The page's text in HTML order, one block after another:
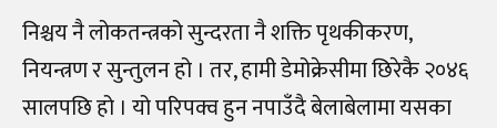
निश्चय नै लोकतन्त्रको सुन्दरता नै शक्ति पृथकीकरण,
नियन्त्रण र सुन्तुलन हो । तर, हामी डेमोक्रेसीमा छिरेकै २०४६
सालपछि हो । यो परिपक्व हुन नपाउँदै बेलाबेलामा यसका